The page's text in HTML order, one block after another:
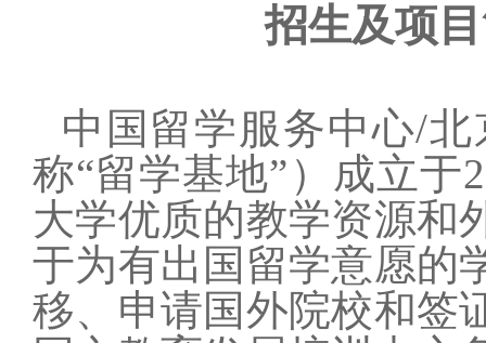
招生及项
中国留学服务中心/
称“留学基地”）成立于
大学优质的教学资源和
于为有出国留学意愿的
移、申请国外院校和签